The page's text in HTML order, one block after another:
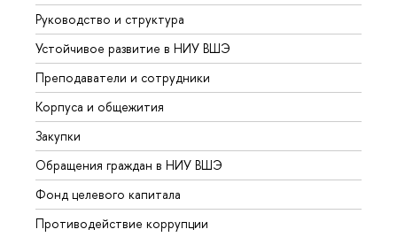
Руководство и структура
Устойчивое развитие в НИУ ВШЭ
Преподаватели и сотрудники
Корпуса и общежития
Закупки
Обращения граждан в НИУ ВШЭ
Фонд целевого капитала
Противодействие коррупции